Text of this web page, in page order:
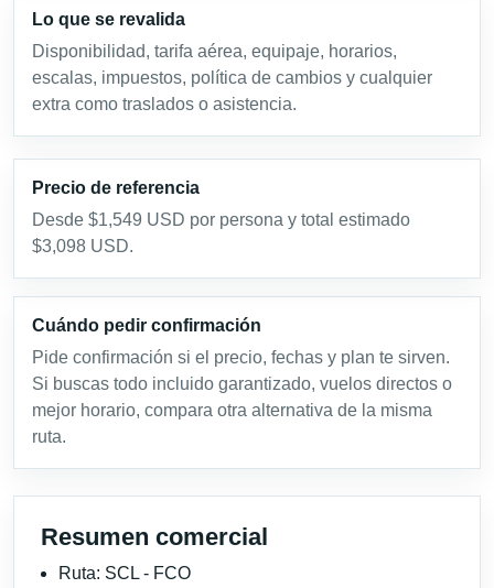
Lo que se revalida
Disponibilidad, tarifa aérea, equipaje, horarios,
escalas, impuestos, política de cambios y cualquier
extra como traslados o asistencia.
Precio de referencia
Desde $1,549 USD por persona y total estimado
$3,098 USD.
Cuándo pedir confirmación
Pide confirmación si el precio, fechas y plan te sirven.
Si buscas todo incluido garantizado, vuelos directos o
mejor horario, compara otra alternativa de la misma
ruta.
Resumen comercial
Ruta: SCL - FCO